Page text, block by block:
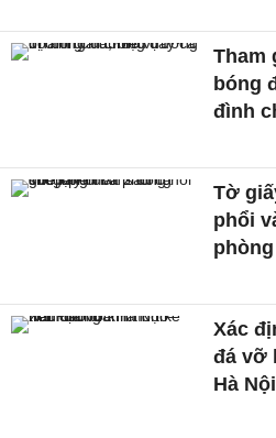
Tham
bóng
đình
Tờ
phổi
Xác
đá vỡ
Hà